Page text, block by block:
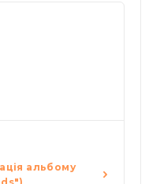
альбому